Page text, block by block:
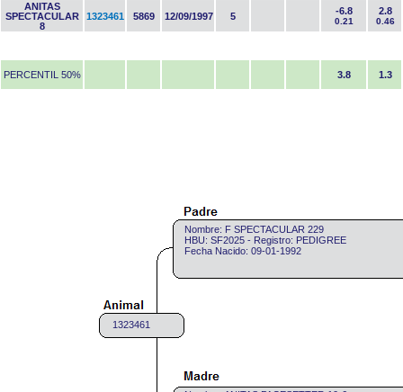
ANITAS
SPECTACULAR
8
1323461 5869 12/09/1997 5 -6.8
0.21
2.8
0.46
PERCENTIL 50% 3.8 1.3
1323461
Nombre: F SPECTACULAR 229
HBU: SF2025 - Registro: PEDIGREE
Fecha Nacido: 09-01-1992